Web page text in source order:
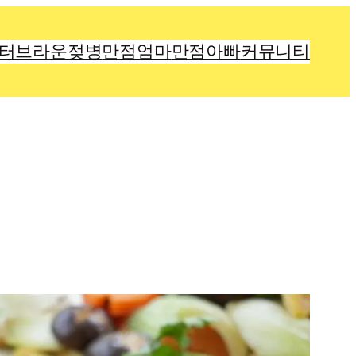
브라운젖병만점엄마만점아빠커뮤니티